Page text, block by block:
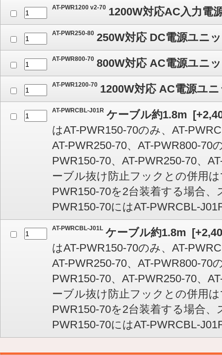
AT-PWR1200 v2-70 1200W対応AC入力電
AT-PWR250-80 250W対応 DC電源ユニ
AT-PWR800-70 800W対応 AC電源ユニ
AT-PWR1200-70 1200W対応 AC電源ユ
AT-PWRCBL-J01R ケーブル約1.8m [
はAT-PWR150-70のみ、AT-
AT-PWR250-70、AT-PWR800-70
PWR150-70、AT-PWR250-70、
ーブル抜け防止フックとの併用
PWR150-70を2台装着する場合
PWR150-70にはAT-PWRCBL-
AT-PWRCBL-J01L ケーブル約1.8m [
はAT-PWR150-70のみ、AT-
AT-PWR250-70、AT-PWR800-70
PWR150-70、AT-PWR250-70、
ーブル抜け防止フックとの併用
PWR150-70を2台装着する場合
PWR150-70にはAT-PWRCBL-